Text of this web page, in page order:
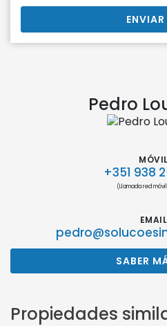
ENVIAR
Pedro
+351 938
(Llamada red
SABER
Propiedades